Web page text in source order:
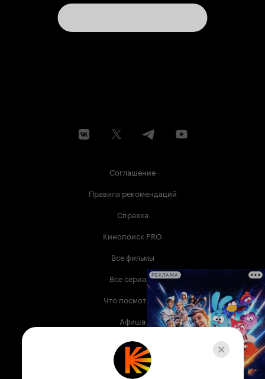
Соглашение
Правила рекомендаций
Справка
Кинопоиск PRO
Все фильмы
Все сериалы
Что посмотреть
Афиша
Музыка
Телепрограмма
РЕКЛАМА